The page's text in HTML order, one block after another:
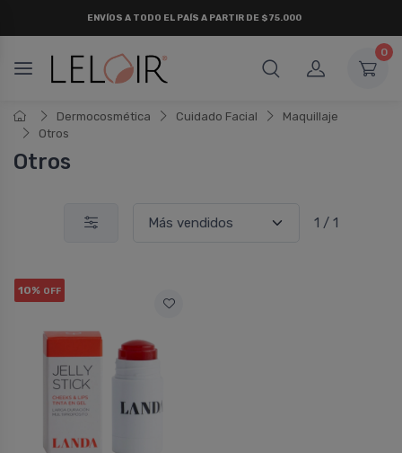
ENVÍOS A TODO EL PAÍS A PARTIR DE $75.000
0
Dermocosmética Cuidado Facial
Maquillaje
Otros
Otros
1 / 1
10% OFF